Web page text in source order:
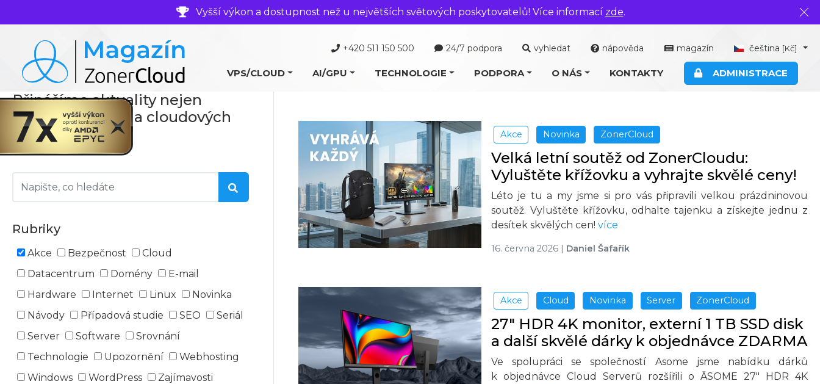
Vyšší výkon a dostupnost než u největších světových poskytovatelů! Více informací zde.
+420 511 150 500 24/7 podpora vyhledat nápověda magazín čeština [Kč]
VPS/CLOUD AI/GPU TECHNOLOGIE PODPORA O NÁS KONTAKTY ADMINISTRACE
Přinášíme aktuality nejen
ze světa serverů a cloudových
technologií
Rubriky
Akce Bezpečnost
Cloud
Datacentrum
Domény
E-mail
Hardware
Internet Linux
Novinka
Návody
Případová studie SEO
Seriál
Server
Software
Srovnání
Technologie
Upozornění
Webhosting
Windows
WordPress Zajímavosti
Akce Novinka ZonerCloud
Velká letní soutěž od ZonerCloudu:
Vyluštěte křížovku a vyhrajte skvělé ceny!
Léto je tu a my jsme si pro vás připravili velkou prázdninovou
soutěž. Vyluštěte křížovku, odhalte tajenku a získejte jednu z
desítek skvělých cen! více
16. června 2026 | Daniel Šafařík
Akce Cloud Novinka Server ZonerCloud
27" HDR 4K monitor, externí 1 TB SSD disk
a další skvělé dárky k objednávce ZDARMA
Ve spolupráci se společností Asome jsme nabídku dárků
k objednávce Cloud Serverů rozšířili o ĀSOME 27" HDR 4K